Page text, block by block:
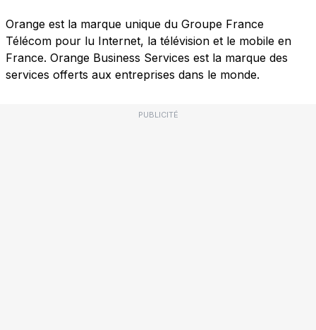
Orange est la marque unique du Groupe France
Télécom pour lu Internet, la télévision et le mobile en
France. Orange Business Services est la marque des
services offerts aux entreprises dans le monde.
PUBLICITÉ